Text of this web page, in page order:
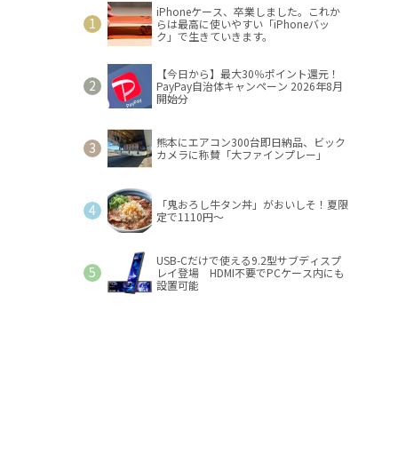
iPhoneケース、卒業しました。これか
らは最高に使いやすい「iPhoneバッ
ク」で生きていきます。
【今日から】最大30％ポイント還元！
PayPay自治体キャンペーン 2026年8月
開始分
熊本にエアコン300台即日納品、ビック
カメラに称賛「大ファインプレー」
「鬼おろし牛タン丼」がおいしそ！夏限
定で1110円～
USB-Cだけで使える9.2型サブディスプ
レイ登場 HDMI不要でPCケース内にも
設置可能